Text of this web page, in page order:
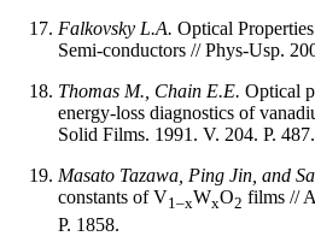
Falkovsky L.A. Optical
Semi-conductors // Phys-Usp.
Thomas M., Chain E.E. Optical
energy-loss diagnostics of
Solid Films. 1991. V. 204. P. 487.
Masato Tazawa, Ping Jin, and
constants of V1–xWxO2 films //
P. 1858.